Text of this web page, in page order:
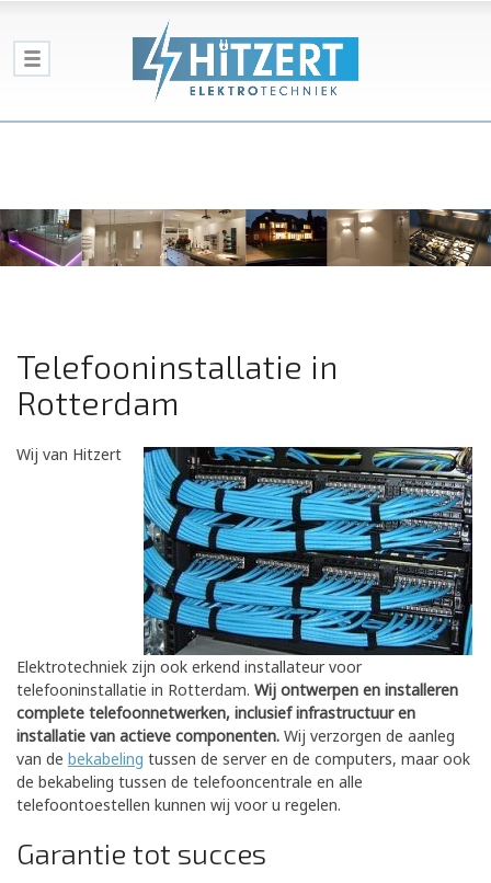
Telefooninstallatie in
Rotterdam
Wij van Hitzert
Elektrotechniek zijn ook erkend installateur voor
telefooninstallatie in Rotterdam. Wij ontwerpen en installeren
complete telefoonnetwerken, inclusief infrastructuur en
installatie van actieve componenten. Wij verzorgen de aanleg
van de bekabeling tussen de server en de computers, maar ook
de bekabeling tussen de telefooncentrale en alle
telefoontoestellen kunnen wij voor u regelen.
Garantie tot succes